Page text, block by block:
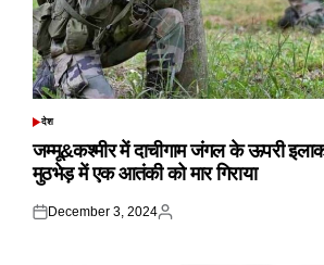
POSTED
देश
जम्मू&कश्मीर में दाचीगाम जंगल के ऊपरी
मुठभेड़ में एक आतंकी को मार गिराया
Posted
December 3, 2024
Posted